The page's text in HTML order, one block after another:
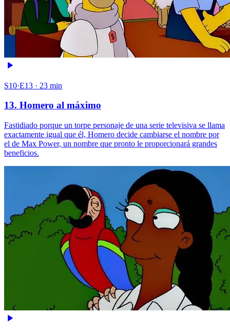
S10·E13 · 23 min
13. Homero al máximo
Fastidiado porque un torpe personaje de una serie televisiva se llama
exactamente igual que él, Homero decide cambiarse el nombre por
el de Max Power, un nombre que pronto le proporcionará grandes
beneficios.